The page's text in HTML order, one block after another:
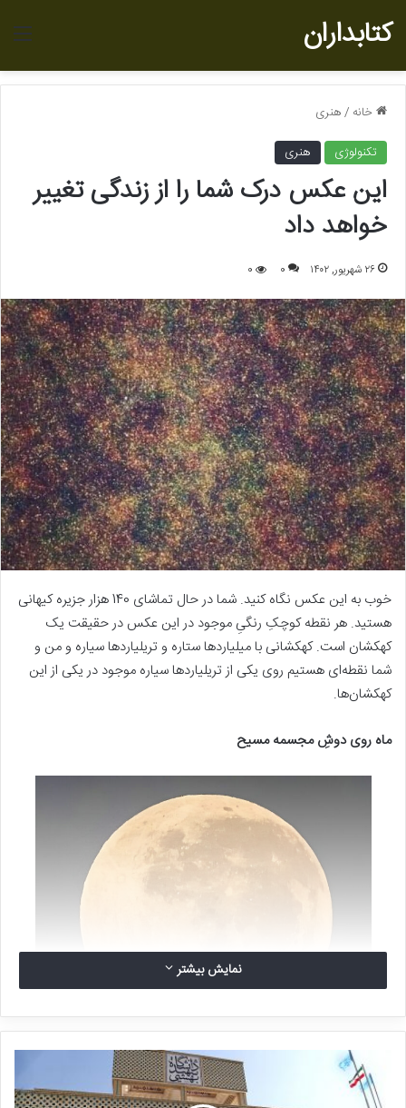
کتابداران
خانه /هنری
تکنولوژی
هنری
این عکس درک شما را از زندگی تغییر
خواهد داد
۲۶ شهریور, ۱۴۰۲ 0
0
خوب به این عکس نگاه کنید. شما در حال تماشای 140 هزار جزیره کیهانی
هستید. هر نقطه کوچکِ رنگیِ موجود در این عکس در حقیقت یک
کهکشان است. کهکشانی با میلیاردها ستاره و تریلیاردها سیاره و من و
شما نقطه‌ای هستیم روی یکی از تریلیاردها سیاره موجود در یکی از این
کهکشان‌ها.
ماه روی دوشِ مجسمه مسیح
نمایش بیشتر